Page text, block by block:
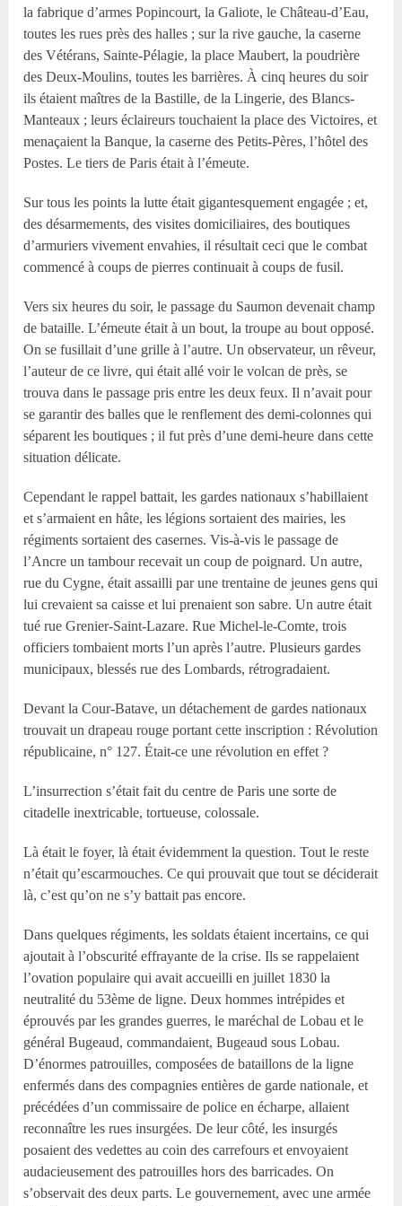
la fabrique d’armes Popincourt, la Galiote, le Château-d’Eau,
toutes les rues près des halles ; sur la rive gauche, la caserne
des Vétérans, Sainte-Pélagie, la place Maubert, la poudrière
des Deux-Moulins, toutes les barrières. À cinq heures du soir
ils étaient maîtres de la Bastille, de la Lingerie, des Blancs-
Manteaux ; leurs éclaireurs touchaient la place des Victoires, et
menaçaient la Banque, la caserne des Petits-Pères, l’hôtel des
Postes. Le tiers de Paris était à l’émeute.
Sur tous les points la lutte était gigantesquement engagée ; et,
des désarmements, des visites domiciliaires, des boutiques
d’armuriers vivement envahies, il résultait ceci que le combat
commencé à coups de pierres continuait à coups de fusil.
Vers six heures du soir, le passage du Saumon devenait champ
de bataille. L’émeute était à un bout, la troupe au bout opposé.
On se fusillait d’une grille à l’autre. Un observateur, un rêveur,
l’auteur de ce livre, qui était allé voir le volcan de près, se
trouva dans le passage pris entre les deux feux. Il n’avait pour
se garantir des balles que le renflement des demi-colonnes qui
séparent les boutiques ; il fut près d’une demi-heure dans cette
situation délicate.
Cependant le rappel battait, les gardes nationaux s’habillaient
et s’armaient en hâte, les légions sortaient des mairies, les
régiments sortaient des casernes. Vis-à-vis le passage de
l’Ancre un tambour recevait un coup de poignard. Un autre,
rue du Cygne, était assailli par une trentaine de jeunes gens qui
lui crevaient sa caisse et lui prenaient son sabre. Un autre était
tué rue Grenier-Saint-Lazare. Rue Michel-le-Comte, trois
officiers tombaient morts l’un après l’autre. Plusieurs gardes
municipaux, blessés rue des Lombards, rétrogradaient.
Devant la Cour-Batave, un détachement de gardes nationaux
trouvait un drapeau rouge portant cette inscription : Révolution
républicaine, n° 127. Était-ce une révolution en effet ?
L’insurrection s’était fait du centre de Paris une sorte de
citadelle inextricable, tortueuse, colossale.
Là était le foyer, là était évidemment la question. Tout le reste
n’était qu’escarmouches. Ce qui prouvait que tout se déciderait
là, c’est qu’on ne s’y battait pas encore.
Dans quelques régiments, les soldats étaient incertains, ce qui
ajoutait à l’obscurité effrayante de la crise. Ils se rappelaient
l’ovation populaire qui avait accueilli en juillet 1830 la
neutralité du 53ème de ligne. Deux hommes intrépides et
éprouvés par les grandes guerres, le maréchal de Lobau et le
général Bugeaud, commandaient, Bugeaud sous Lobau.
D’énormes patrouilles, composées de bataillons de la ligne
enfermés dans des compagnies entières de garde nationale, et
précédées d’un commissaire de police en écharpe, allaient
reconnaître les rues insurgées. De leur côté, les insurgés
posaient des vedettes au coin des carrefours et envoyaient
audacieusement des patrouilles hors des barricades. On
s’observait des deux parts. Le gouvernement, avec une armée